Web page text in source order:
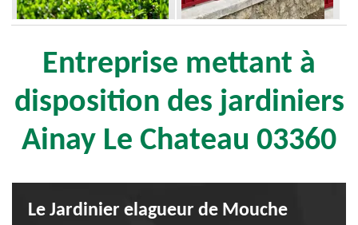
Entreprise mettant à
disposition des jardiniers
Ainay Le Chateau 03360
Le Jardinier elagueur de Mouche